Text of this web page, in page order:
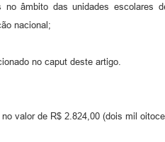
no âmbito das unidades
nacional;
no caput deste artigo.
valor de R$ 2.824,00 (dois mil